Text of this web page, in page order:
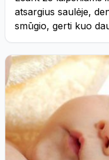
atsargius saulėje,
smūgio, gerti kuo